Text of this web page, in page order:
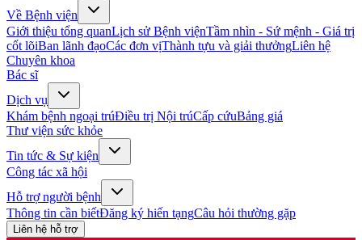
Về Bệnh viện
Giới thiệu tổng quanLịch sử Bệnh việnTầm nhìn - Sứ mệnh - Giá trị
cốt lõiBan lãnh đạoCác đơn vịThành tựu và giải thưởngLiên hệ
Chuyên khoa
Bác sĩ
Dịch vụ
Khám bệnh ngoại trúĐiều trị Nội trúCấp cứuBảng giá
Thư viện sức khỏe
Tin tức & Sự kiện
Công tác xã hội
Hỗ trợ người bệnh
Thông tin cần biếtĐăng ký hiến tạngCâu hỏi thường gặp
Liên hệ hỗ trợ